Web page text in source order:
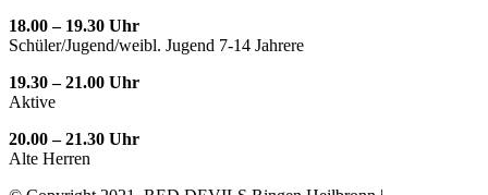
18.00 – 19.30 Uhr
Schüler/Jugend/weibl. Jugend 7-14 Jahrere
19.30 – 21.00 Uhr
Aktive
20.00 – 21.30 Uhr
Alte Herren